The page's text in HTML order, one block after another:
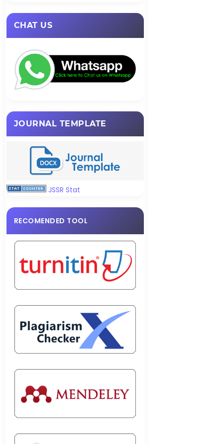
CHAT US
JOURNAL TEMPLATE
JSSR Stat
RECOMENDED TOOL